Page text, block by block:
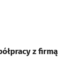
z firmą